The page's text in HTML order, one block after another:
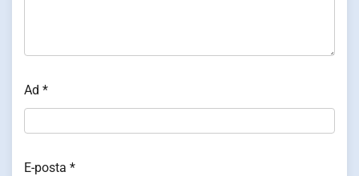
Ad *
E-posta *